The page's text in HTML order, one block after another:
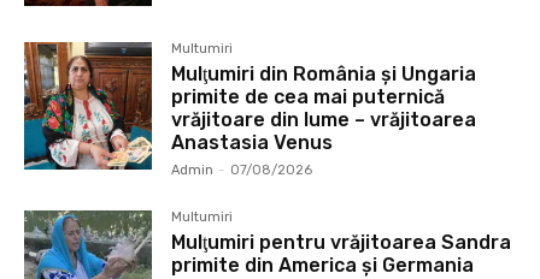
Multumiri
Mulţumiri din România și Ungaria
primite de cea mai puternică
vrăjitoare din lume – vrăjitoarea
Anastasia Venus
Admin - 07/08/2026
Multumiri
Mulţumiri pentru vrăjitoarea Sandra
primite din America și Germania